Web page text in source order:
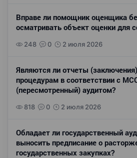
Вправе ли помощник оценщика
осматривать объект оценки для
248 0 2 июля 2026
Являются ли отчеты
процедурам в соответствии с
(пересмотренный) аудитом?
818 0 2 июля 2026
Обладает ли государственный
выносить предписание о
государственных закупках?